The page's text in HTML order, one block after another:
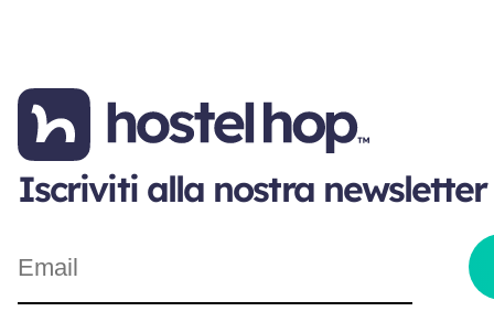
Iscriviti alla nostra newsletter